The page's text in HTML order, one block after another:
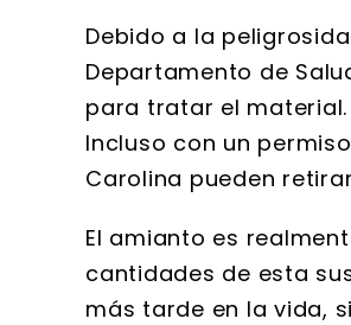
Debido a la
Departamento de
para tratar el
Incluso con un
Carolina pueden
El amianto es
cantidades de esta
más tarde en la vida,